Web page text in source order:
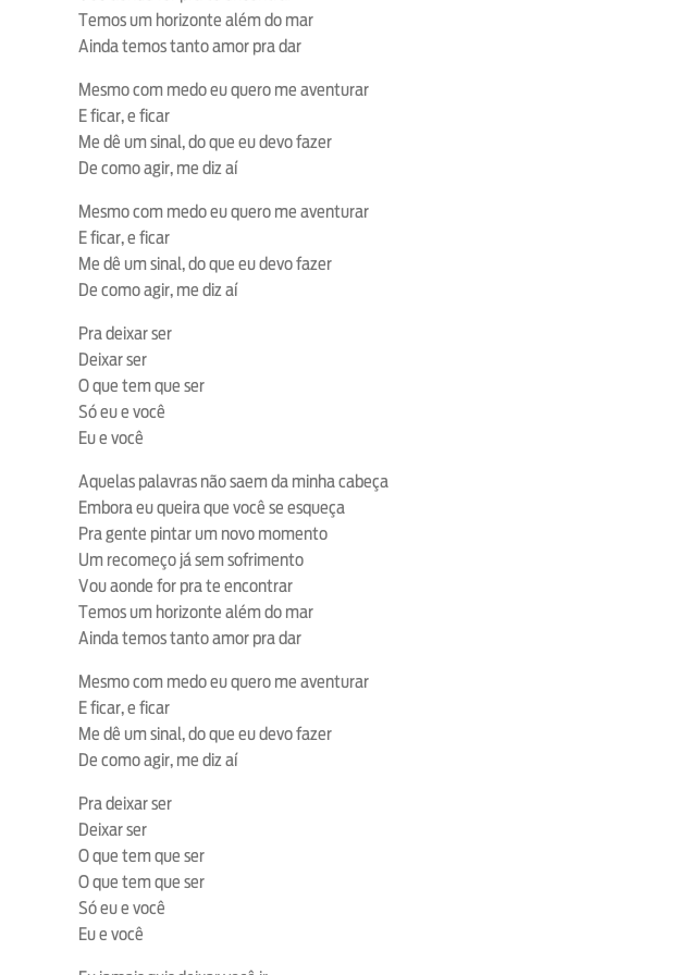
Temos um horizonte além do mar
Ainda temos tanto amor pra dar
Mesmo com medo eu quero me aventurar
E ficar, e ficar
Me dê um sinal, do que eu devo fazer
De como agir, me diz aí
Mesmo com medo eu quero me aventurar
E ficar, e ficar
Me dê um sinal, do que eu devo fazer
De como agir, me diz aí
Pra deixar ser
Deixar ser
O que tem que ser
Só eu e você
Eu e você
Aquelas palavras não saem da minha cabeça
Embora eu queira que você se esqueça
Pra gente pintar um novo momento
Um recomeço já sem sofrimento
Vou aonde for pra te encontrar
Temos um horizonte além do mar
Ainda temos tanto amor pra dar
Mesmo com medo eu quero me aventurar
E ficar, e ficar
Me dê um sinal, do que eu devo fazer
De como agir, me diz aí
Pra deixar ser
Deixar ser
O que tem que ser
O que tem que ser
Só eu e você
Eu e você